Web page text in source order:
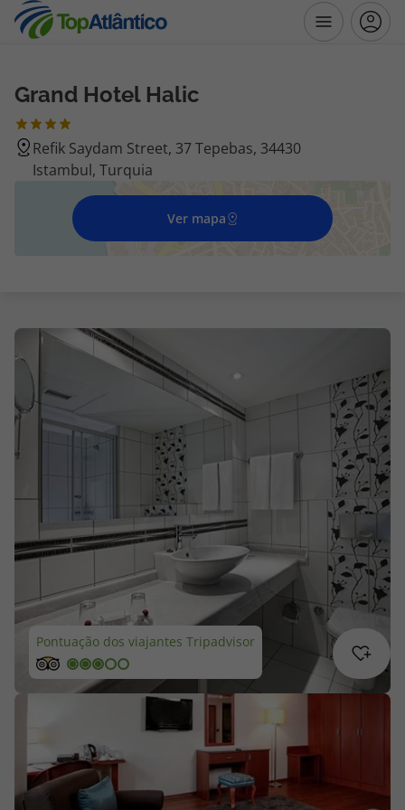
Destinos
Voos
Voos + Hotel
Disneyland ® Paris
Escapadinhas
Cruzeiros
Especialistas
Cheque Viagem
Rede de Lojas
Blog TopViagens
Área de Cliente
Grand Hotel Halic
Refik Saydam Street, 37 Tepebas, 34430
Istambul, Turquia
Ver mapa
Pontuação dos viajantes Tripadvisor